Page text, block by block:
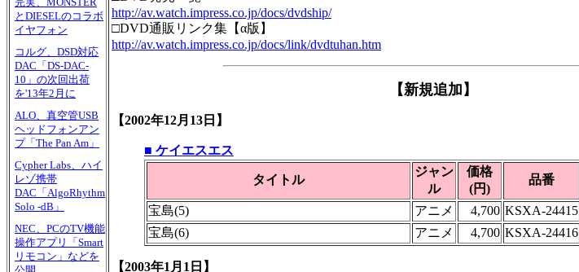
完実、MONSTER
とDIESELのコラボ
イヤフォン
コルグ、DSD対応
DAC「DS-DAC-
10」の次回出荷
を'13年2月に
ALO、真空管USB
ヘッドフォンアン
プ「The Pan Am」
Cypher Labs、ハイ
レゾ携帯
DAC「AlgoRhythm
Solo -dB」
NEC、PCのTV機能
操作アプリ「Smart
リモコン」などを
http://av.watch.impress.co.jp/docs/dvdship/
□DVD通販リンク集【α版】
http://av.watch.impress.co.jp/docs/link/dvdtuhan.htm
【新規追加】
【2002年12月13日】
■ ケイエスエス
タイトル
ジャン
ル
価格
(円)
品番
宝島(5) アニメ 4,700 KSXA-24415
宝島(6)
アニメ 4,700 KSXA-24416
【2003年1月1日】